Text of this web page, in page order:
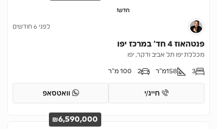
חדש!
לפני 6 חודשים
פנטהאוז 4 חד’ במרכז יפו
מכללת יפו תל אביב ודקר, יפו
3
158מ"ר 2 100 מ"ר
חייג/י וואטסאפ
₪6,590,000